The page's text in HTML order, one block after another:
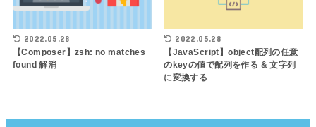
2022.05.28
【Composer】zsh: no matches
found 解消
2022.05.28
【JavaScript】object配列の任意
のkeyの値で配列を作る & 文字列
に変換する